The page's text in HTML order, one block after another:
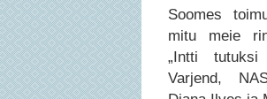
Soomes
mitu meie
„Intti
Varjend,